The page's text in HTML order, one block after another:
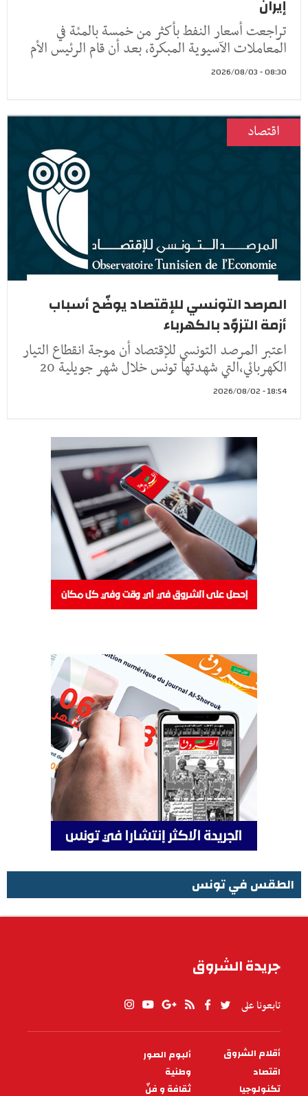
إيران
تراجعت أسعار النفط ​بأكثر من خمسة ‌بالمئة في
المعاملات الآسيوية المبكرة، بعد أن ​قام الرئيس ​الأم
08:30 - 2026/08/03
اقتصاد
المرصد التونسي للإقتصاد يوضّح أسباب
أزمة التزوّد بالكهرباء
اعتبر المرصد التونسي للإقتصاد أن موجة انقطاع التيار
الكهربائي،التي شهدتها تونس خلال شهر جويلية 20
18:54 - 2026/08/02
الطقس في تونس
جريدة الشروق
تابعونا على
PIED
DE
PAGE
أقلام الشروق
ألبوم الصور
اقتصاد
وطنية
تكنولوجيا
ثقافة و فنّ